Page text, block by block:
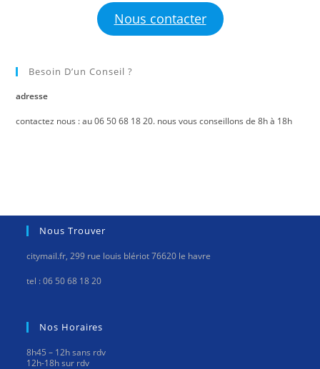
Nous contacter
Besoin D’un Conseil ?
adresse
contactez nous : au 06 50 68 18 20. nous vous conseillons de 8h à 18h
Nous Trouver
citymail.fr, 299 rue louis blériot 76620 le havre
tel : 06 50 68 18 20
Nos Horaires
8h45 – 12h sans rdv
12h-18h sur rdv